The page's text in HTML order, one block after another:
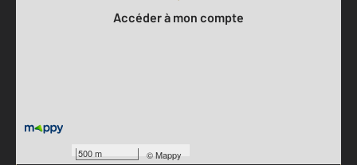
500 m ©Mappy
Accéder à mon compte
Votre agence est notée